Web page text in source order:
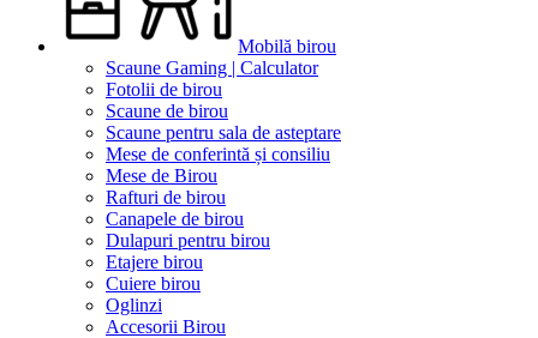
Mobilă birou
Scaune Gaming | Calculator
Fotolii de birou
Scaune de birou
Scaune pentru sala de asteptare
Mese de conferintă și consiliu
Mese de Birou
Rafturi de birou
Canapele de birou
Dulapuri pentru birou
Etajere birou
Cuiere birou
Oglinzi
Accesorii Birou